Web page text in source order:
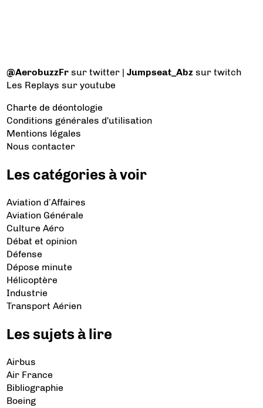
@AerobuzzFr sur twitter |Jumpseat_Abz sur twitch
Les Replays sur youtube
Charte de déontologie
Conditions générales d'utilisation
Mentions légales
Nous contacter
Les catégories à voir
Aviation d’Affaires
Aviation Générale
Culture Aéro
Débat et opinion
Défense
Dépose minute
Hélicoptère
Industrie
Transport Aérien
Les sujets à lire
Airbus
Air France
Bibliographie
Boeing